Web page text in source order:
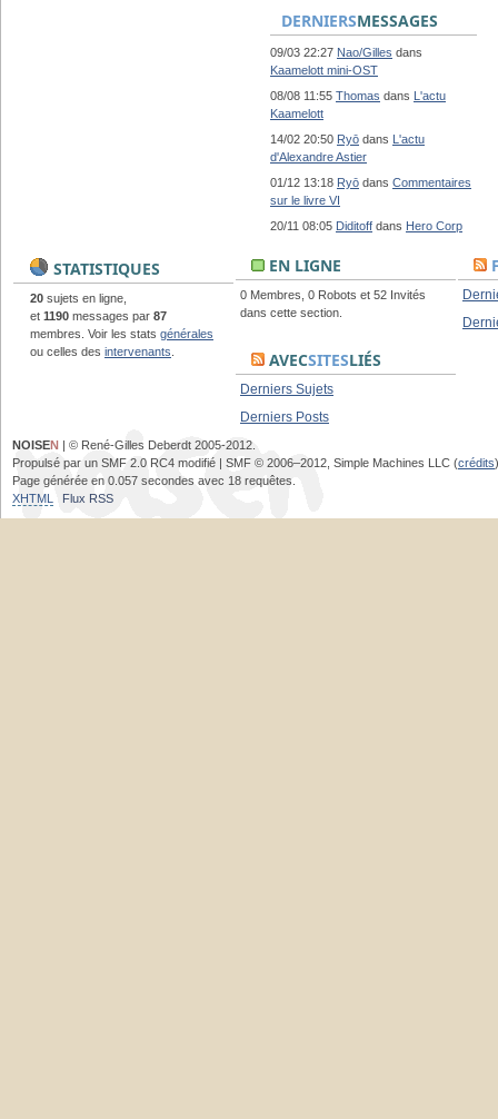
DERNIERSMESSAGES
09/03 22:27 Nao/Gilles dans
Kaamelott mini-OST
08/08 11:55 Thomas dans L'actu
Kaamelott
14/02 20:50 Ryō dans L'actu
d'Alexandre Astier
01/12 13:18 Ryō dans Commentaires
sur le livre VI
20/11 08:05 Diditoff dans Hero Corp
STATISTIQUES
20 sujets en ligne,
et 1190 messages par 87
membres. Voir les stats générales
ou celles des intervenants
EN LIGNE
0 Membres, 0 Robots et 52 Invités
dans cette section.
AVECSITESLIÉS
Derniers Sujets
Derniers Posts
NOISEN | © René-Gilles Deberdt 2005-2012.
Propulsé par un SMF 2.0 RC4 modifié | SMF © 2006–2012, Simple Machines LLC (crédits)
Page générée en 0.057 secondes avec 18 requêtes.
XHTML
Flux RSS